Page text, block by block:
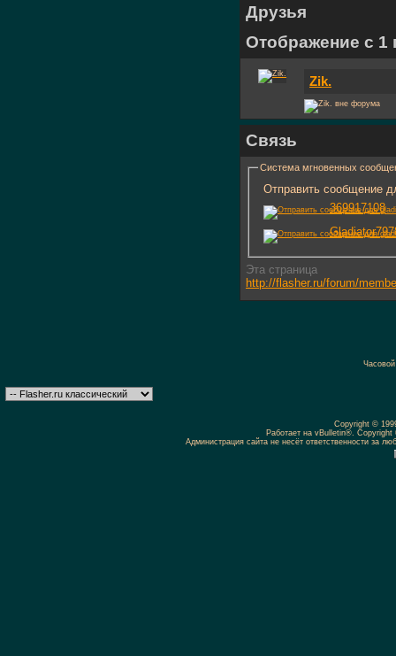
Друзья
Отображение с 1
Zik.
Связь
Система мгновенных
Отправить сообщение
369917108
Эта страница
http://flasher.ru/forum/
Copyright ©
Работает на vBulletin®.
Администрация сайта не несёт ответственности за